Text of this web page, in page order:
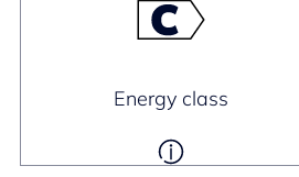
Energy class